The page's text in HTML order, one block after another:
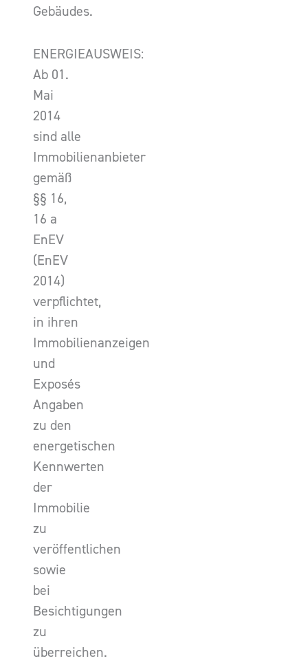
Gebäudes.
ENERGIEAUSWEIS:
Ab 01.
Mai
2014
sind alle
Immobilienanbieter
gemäß
§§ 16,
16 a
EnEV
(EnEV
2014)
verpflichtet,
in ihren
Immobilienanzeigen
und
Exposés
Angaben
zu den
energetischen
Kennwerten
der
Immobilie
zu
veröffentlichen
sowie
bei
Besichtigungen
zu
überreichen.